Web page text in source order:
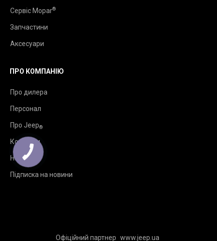
Сервіс Mopar®
Запчастини
Аксесуари
ПРО КОМПАНІЮ
Про дилера
Персонал
Про Jeep®
Контакти
Новини
Підписка на новини
Офіційний партнер www.jeep.ua